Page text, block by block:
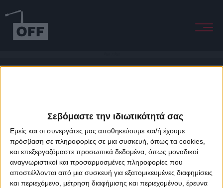
Σεβόμαστε την ιδιωτικότητά σας
Εμείς και οι συνεργάτες μας αποθηκεύουμε και/ή έχουμε
πρόσβαση σε πληροφορίες σε μια συσκευή, όπως τα cookies,
και επεξεργαζόμαστε προσωπικά δεδομένα, όπως μοναδικοί
αναγνωριστικοί και προσαρμοσμένες πληροφορίες που
αποστέλλονται από μια συσκευή για εξατομικευμένες διαφημίσεις
και περιεχόμενο, μέτρηση διαφήμισης και περιεχομένου, έρευνα
About Offradio Business Class Terms & Conditions
Privacy Policy
Designed & developed byporcupine colors&Fotis Alexandrou